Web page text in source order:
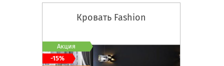
Кровать Fashion
Акция
-15%